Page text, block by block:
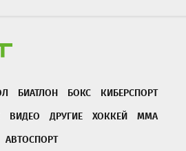
БИАТЛОН БОКС
КИБЕРСПОРТ
ВИДЕО ДРУГИЕ ХОККЕЙ
ММА
АВТОСПОРТ